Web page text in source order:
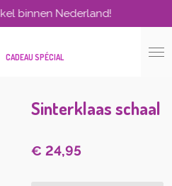
CADEAU SPÉCIAL
binnen Nederland!
Sinterklaas schaal
€ 24,95